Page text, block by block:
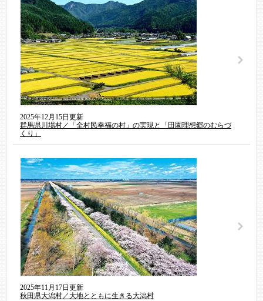
2025年12月15日更新
群馬県川場村／「全村民幸福の村」の実現と「田園理想郷のむらづ
くり」
2025年11月17日更新
秋田県大潟村／大地とともに生きる大潟村